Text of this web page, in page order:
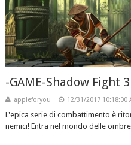
-GAME-Shadow Fight
appleforyou 12/31/2017 10:18:00
L'epica serie di combattimento è
nemici! Entra nel mondo delle